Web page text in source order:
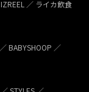
／ ライカ飲食
BABYSHOOP ／